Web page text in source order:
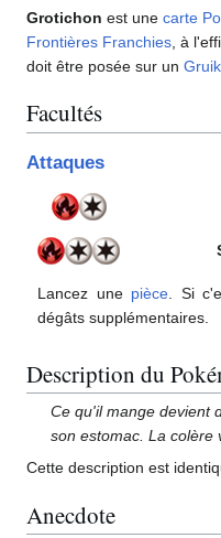
Grotichon est une carte
Frontières Franchies , à
doit être posée sur un
Facultés
Attaques
Lancez une pièce . Si
dégâts supplémentaires.
Description du
Ce qu'il mange devient
son estomac. La colère
Cette description est
Anecdote